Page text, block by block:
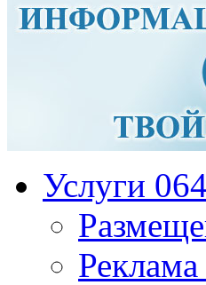
Услуги 064
Реклама